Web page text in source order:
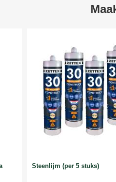
Steenlijm (per 5 stuks)